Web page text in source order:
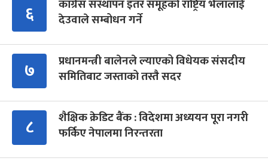
६
कांग्रेस संस्थापन इतर समूहको राष्ट्रिय भेलालाई
देउवाले सम्बोधन गर्ने
७
प्रधानमन्त्री बालेनले ल्याएको विधेयक संसदीय
समितिबाट जस्ताको तस्तै सदर
८
शैक्षिक क्रेडिट बैंक : विदेशमा अध्ययन पूरा नगरी
फर्किए नेपालमा निरन्तरता